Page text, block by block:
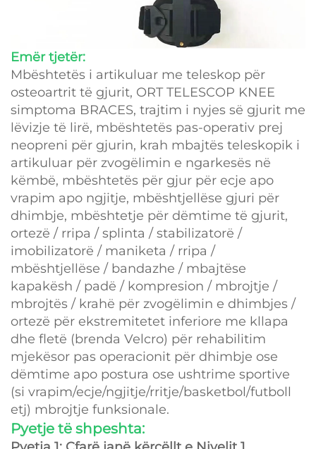
Emër tjetër:
Mbështetës i artikuluar me teleskop për
osteoartrit të gjurit, ORT TELESCOP KNEE
simptoma BRACES, trajtim i nyjes së gjurit me
lëvizje të lirë, mbështetës pas-operativ prej
neopreni për gjurin, krah mbajtës teleskopik i
artikuluar për zvogëlimin e ngarkesës në
këmbë, mbështetës për gjur për ecje apo
vrapim apo ngjitje, mbështjellëse gjuri për
dhimbje, mbështetje për dëmtime të gjurit,
ortezë / rripa / splinta / stabilizatorë /
imobilizatorë / maniketa / rripa /
mbështjellëse / bandazhe / mbajtëse
kapakësh / padë / kompresion / mbrojtje /
mbrojtës / krahë për zvogëlimin e dhimbjes /
ortezë për ekstremitetet inferiore me kllapa
dhe fletë (brenda Velcro) për rehabilitim
mjekësor pas operacionit për dhimbje ose
dëmtime apo postura ose ushtrime sportive
(si vrapim/ecje/ngjitje/rritje/basketbol/futboll
etj) mbrojtje funksionale.
Pyetje të shpeshta: